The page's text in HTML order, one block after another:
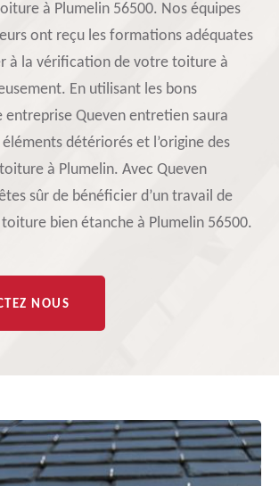
à Plumelin 56500. Nos équipes
ont reçu les formations adéquates
à la vérification de votre toiture à
En utilisant les bons
Queven entretien saura
détériorés et l’origine des
à Plumelin. Avec Queven
sûr de bénéficier d’un travail de
bien étanche à Plumelin 56500.
NOUS